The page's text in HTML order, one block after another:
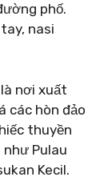
phố.
nasi
nơi xuất
các hòn đảo
thuyền
Pulau
Kecil.